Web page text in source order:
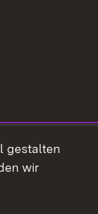
gestalten
wir